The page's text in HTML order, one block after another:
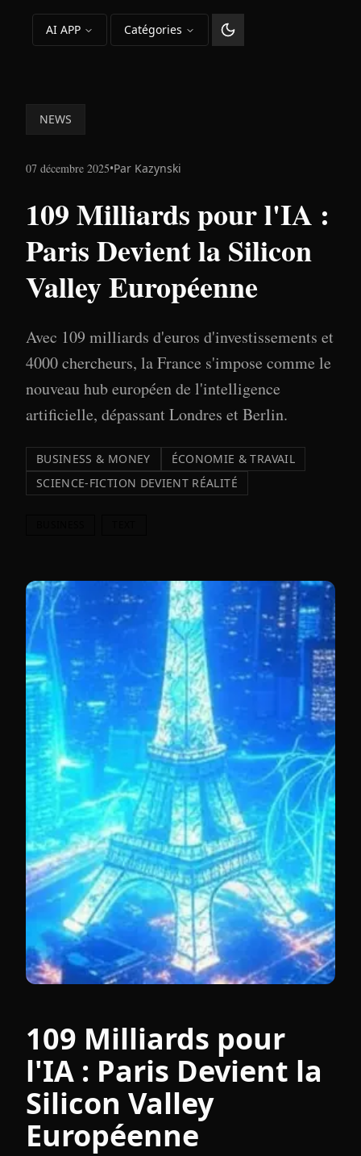
AI APP Catégories
Changer le thème
NEWS
07 décembre 2025•Par Kazynski
109 Milliards pour l'IA :
Paris Devient la Silicon
Valley Européenne
Avec 109 milliards d'euros d'investissements et
4000 chercheurs, la France s'impose comme le
nouveau hub européen de l'intelligence
artificielle, dépassant Londres et Berlin.
BUSINESS & MONEY
ÉCONOMIE & TRAVAIL
SCIENCE-FICTION DEVIENT RÉALITÉ
109 Milliards pour
l'IA : Paris Devient la
Silicon Valley
Européenne